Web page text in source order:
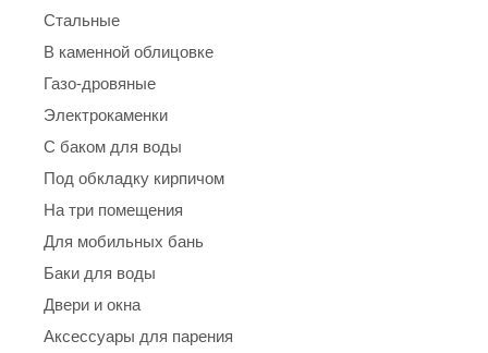
Стальные
В каменной облицовке
Газо-дровяные
Электрокаменки
С баком для воды
Под обкладку кирпичом
На три помещения
Для мобильных бань
Баки для воды
Двери и окна
Аксессуары для парения